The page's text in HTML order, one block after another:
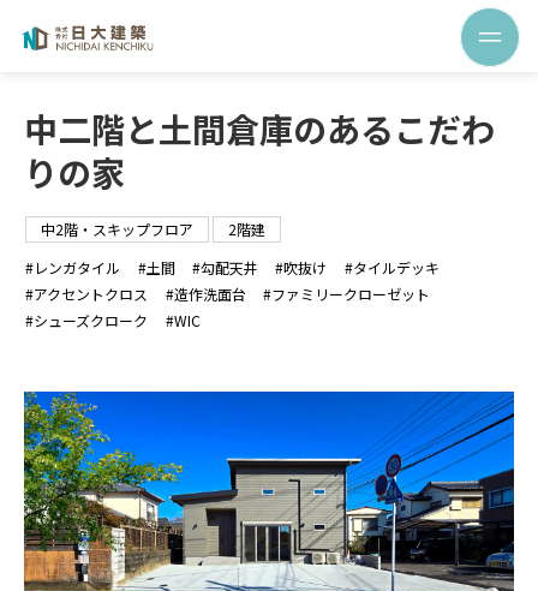
中二階と土間倉庫のあるこだわ
りの家
中2階・スキップフロア
2階建
レンガタイル
土間 勾配天井 吹抜け
タイルデッキ
アクセントクロス
造作洗面台
ファミリークローゼット
シューズクローク
WIC